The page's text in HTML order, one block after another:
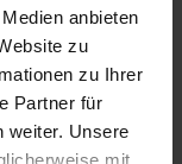
anbieten
zu
zu Ihrer
Partner für
weiter. Unsere
mit